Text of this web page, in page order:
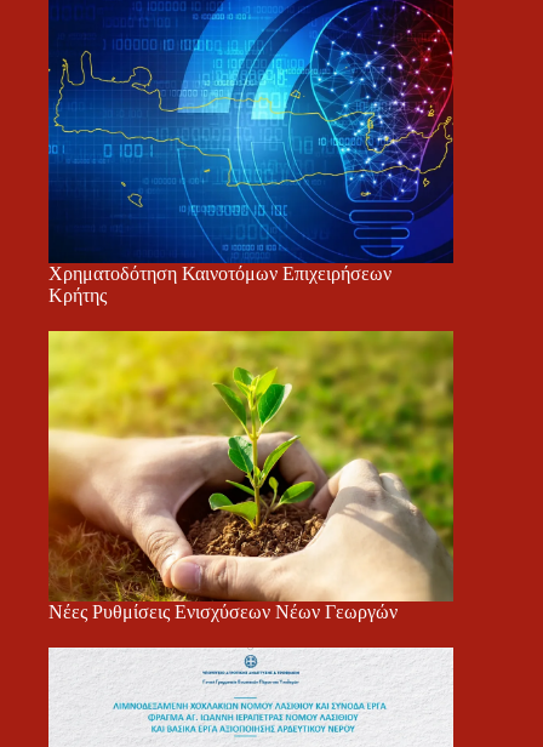
Χρηματοδότηση Καινοτόμων Επιχειρήσεων
Κρήτης
Νέες Ρυθμίσεις Ενισχύσεων Νέων Γεωργών